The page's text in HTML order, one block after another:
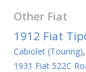
Other Fiat
1912 Fiat
Cabiolet (Touring),
1931 Fiat 522C